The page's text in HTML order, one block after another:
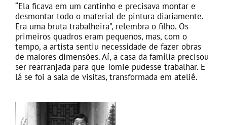
“Ela ficava em um cantinho e precisava montar e
desmontar todo o material de pintura diariamente.
Era uma bruta trabalheira”, relembra o filho. Os
primeiros quadros eram pequenos, mas, com o
tempo, a artista sentiu necessidade de fazer obras
de maiores dimensões. Aí, a casa da família precisou
ser rearranjada para que Tomie pudesse trabalhar. E
lá se foi a sala de visitas, transformada em ateliê.